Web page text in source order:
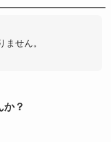
せん。
か？